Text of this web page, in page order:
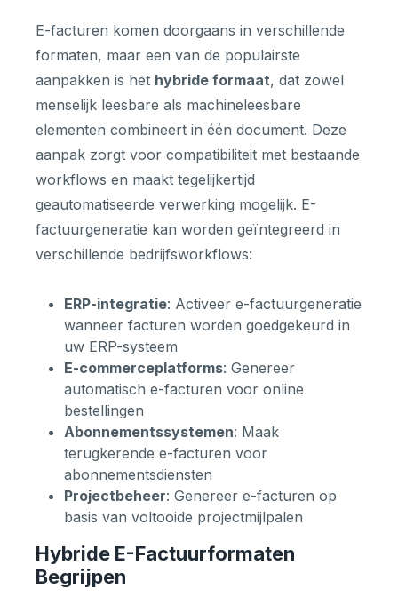
E-facturen komen doorgaans in verschillende
formaten, maar een van de populairste
aanpakken is het hybride formaat, dat zowel
menselijk leesbare als machineleesbare
elementen combineert in één document. Deze
aanpak zorgt voor compatibiliteit met bestaande
workflows en maakt tegelijkertijd
geautomatiseerde verwerking mogelijk. E-
factuurgeneratie kan worden geïntegreerd in
verschillende bedrijfsworkflows:
ERP-integratie: Activeer e-factuurgeneratie
wanneer facturen worden goedgekeurd in
uw ERP-systeem
E-commerceplatforms: Genereer
automatisch e-facturen voor online
bestellingen
Abonnementssystemen: Maak
terugkerende e-facturen voor
abonnementsdiensten
Projectbeheer: Genereer e-facturen op
basis van voltooide projectmijlpalen
Hybride E-Factuurformaten
Begrijpen